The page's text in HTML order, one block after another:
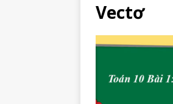
Vectơ